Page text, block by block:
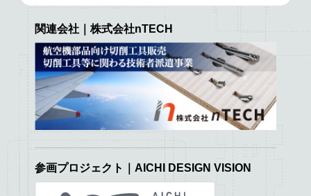
関連会社｜株式会社nTECH
参画プロジェクト｜AICHI DESIGN VISION